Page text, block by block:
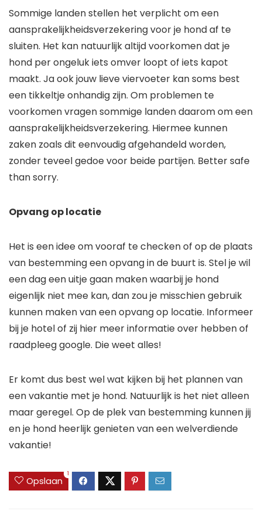
Sommige landen stellen het verplicht om een
aansprakelijkheidsverzekering voor je hond af te
sluiten. Het kan natuurlijk altijd voorkomen dat je
hond per ongeluk iets omver loopt of iets kapot
maakt. Ja ook jouw lieve viervoeter kan soms best
een tikkeltje onhandig zijn. Om problemen te
voorkomen vragen sommige landen daarom om een
aansprakelijkheidsverzekering. Hiermee kunnen
zaken zoals dit eenvoudig afgehandeld worden,
zonder teveel gedoe voor beide partijen. Better safe
than sorry.
Opvang op locatie
Het is een idee om vooraf te checken of op de plaats
van bestemming een opvang in de buurt is. Stel je wil
een dag een uitje gaan maken waarbij je hond
eigenlijk niet mee kan, dan zou je misschien gebruik
kunnen maken van een opvang op locatie. Informeer
bij je hotel of zij hier meer informatie over hebben of
raadpleeg google. Die weet alles!
Er komt dus best wel wat kijken bij het plannen van
een vakantie met je hond. Natuurlijk is het niet alleen
maar geregel. Op de plek van bestemming kunnen jij
en je hond heerlijk genieten van een welverdiende
vakantie!
Opslaan
1